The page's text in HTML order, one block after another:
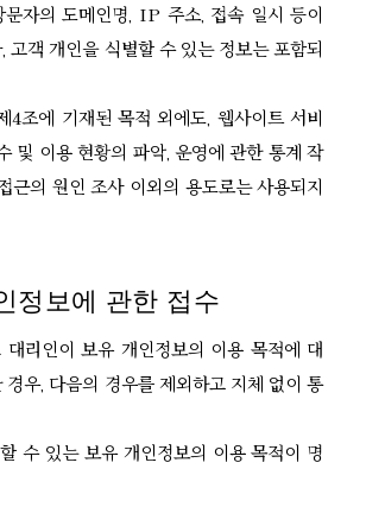
문자의 도메인명, IP 주소, 접속 일시 등이
고객 개인을 식별할 수 있는 정보는 포함되
4조에 기재된 목적 외에도, 웹사이트 서비
및 이용 현황의 파악, 운영에 관한 통계 작
근의 원인 조사 이외의 용도로는 사용되지
정보에 관한 접수
리인이 보유 개인정보의 이용 목적에 대
경우, 다음의 경우를 제외하고 지체 없이 통
수 있는 보유 개인정보의 이용 목적이 명